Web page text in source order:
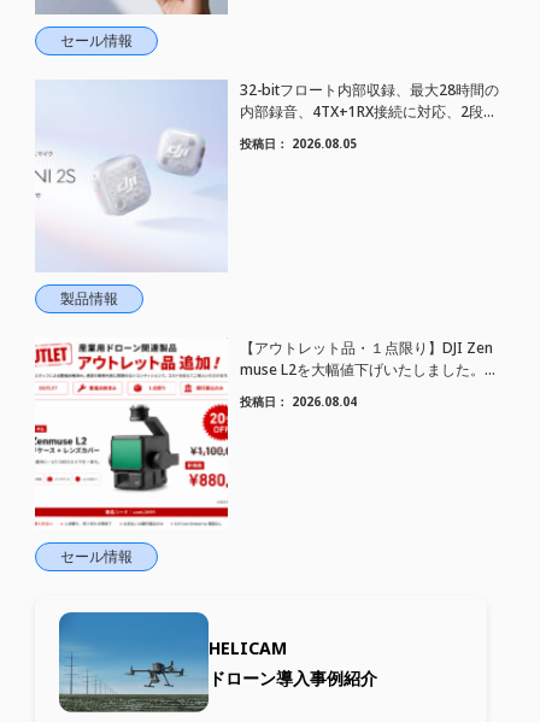
セール情報
製品情報
32-bitフロート内部収録、最大28時間の
内部録音、4TX+1RX接続に対応、2段階
AIノイズキャンセリング搭載｜コンパク
トワイヤレスマイク DJI Mic Mini 2S 登場
投稿日： 2026.08.05
セール情報
【アウトレット品・１点限り】DJI Zen
muse L2を大幅値下げいたしました。｜
HELICAM STORE
投稿日： 2026.08.04
HELICAM
ドローン導入事例紹介